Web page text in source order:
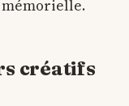
créatifs